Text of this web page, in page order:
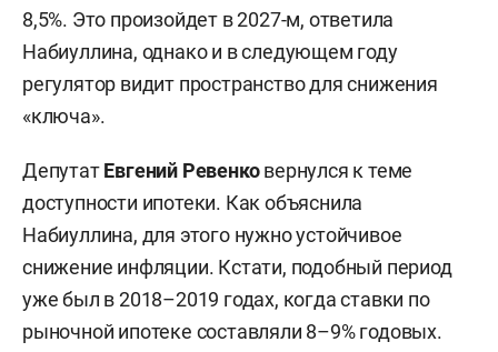
8,5%. Это произойдет в 2027-м, ответила
Набиуллина, однако и в следующем году
регулятор видит пространство для снижения
«ключа».
ДепутатЕвгений Ревенковернулся к теме
доступности ипотеки. Как объяснила
Набиуллина, для этого нужно устойчивое
снижение инфляции. Кстати, подобный период
уже был в 2018–2019 годах, когда ставки по
рыночной ипотеке составляли 8–9% годовых.